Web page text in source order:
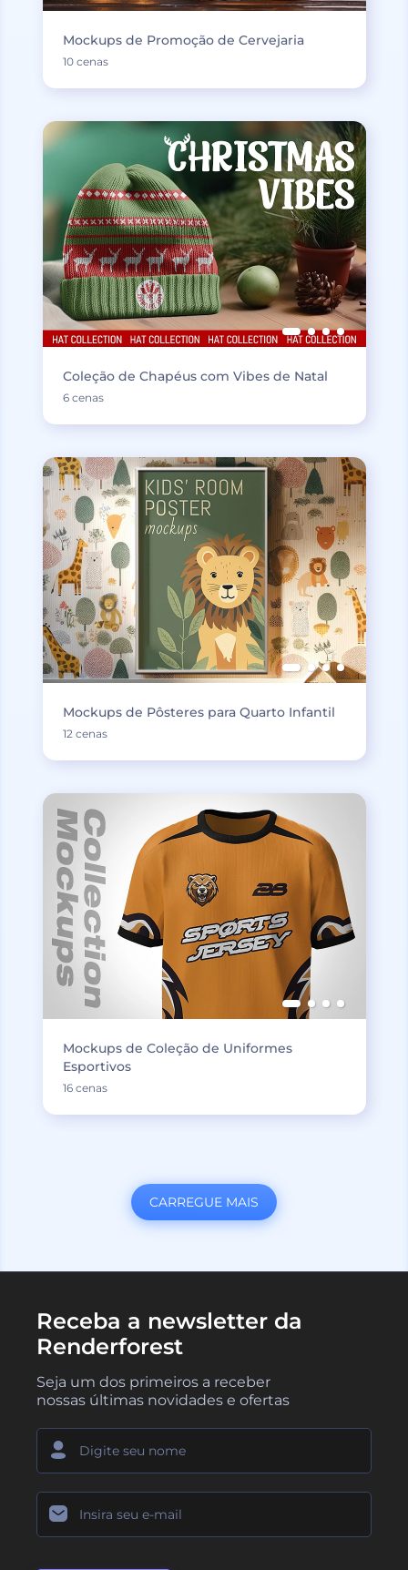
Mockups de Promoção de Cervejaria
10 cenas
Coleção de Chapéus com Vibes de Natal
6 cenas
Mockups de Pôsteres para Quarto Infantil
12 cenas
Mockups de Coleção de Uniformes
Esportivos
16 cenas
CARREGUE MAIS
Receba a newsletter da
Renderforest
Seja um dos primeiros a receber
nossas últimas novidades e ofertas